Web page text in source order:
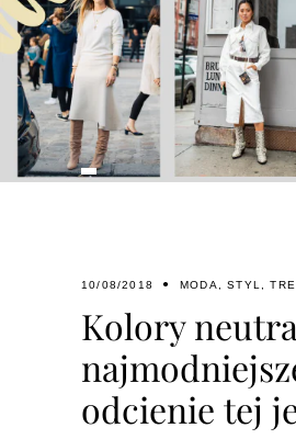
10/08/2018 MODA,STYL,
Kolory
odcienie tej